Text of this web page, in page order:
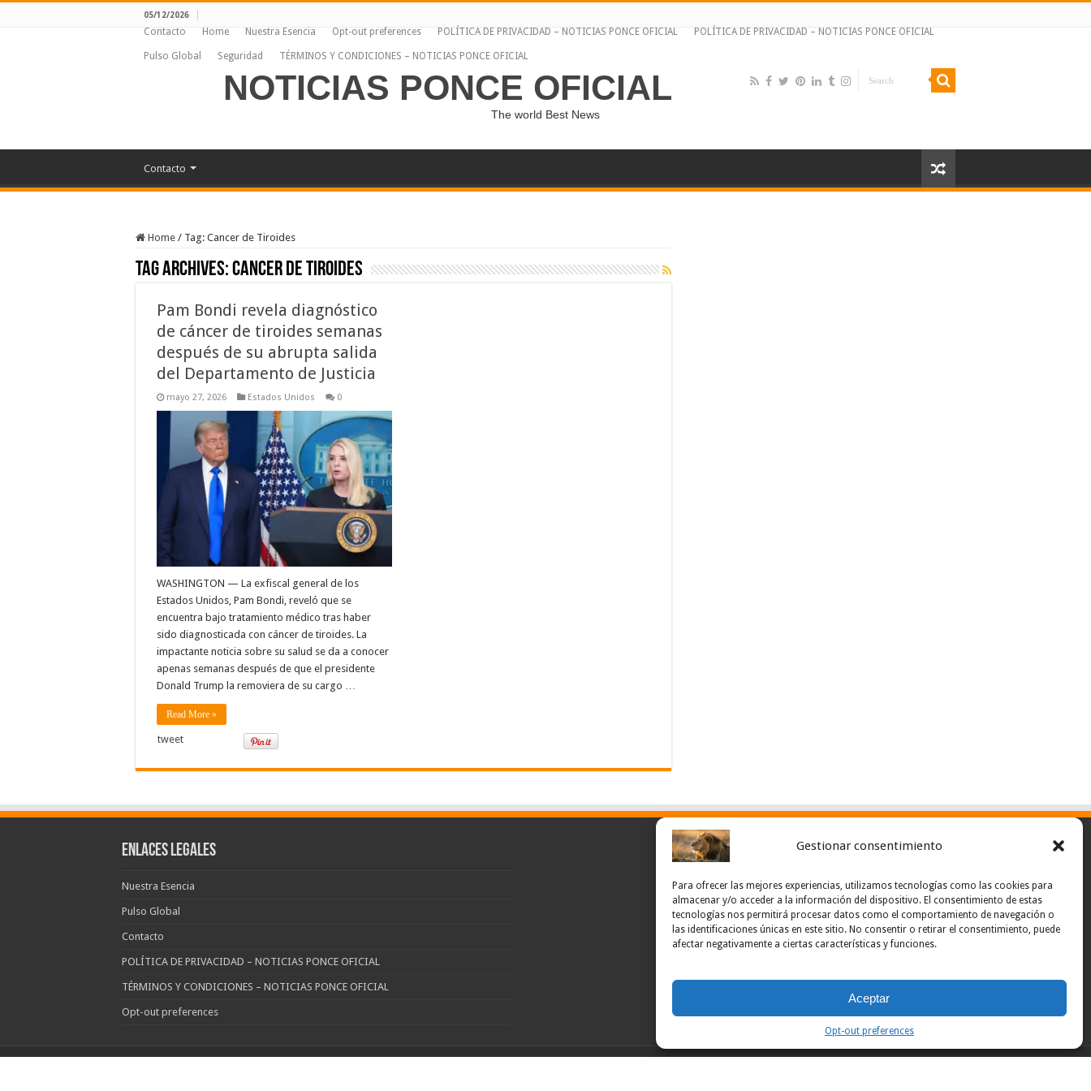
Gestionar consentimiento
Para ofrecer las mejores experiencias, utilizamos tecnologías como las cookies para
almacenar y/o acceder a la información del dispositivo. El consentimiento de estas
tecnologías nos permitirá procesar datos como el comportamiento de navegación o
las identificaciones únicas en este sitio. No consentir o retirar el consentimiento, puede
afectar negativamente a ciertas características y funciones.
Aceptar
Opt-out preferences
05/12/2026
Contacto Home Nuestra Esencia Opt-out preferences POLÍTICA DE PRIVACIDAD – NOTICIAS PONCE OFICIAL POLÍTICA DE PRIVACIDAD – NOTICIAS PONCE OFICIAL
Pulso Global Seguridad TÉRMINOS Y CONDICIONES – NOTICIAS PONCE OFICIAL
NOTICIAS PONCE OFICIAL
The world Best News
Contacto
Home / Tag: Cancer de Tiroides
Tag Archives:Cancer de Tiroides
Pam Bondi revela diagnóstico
de cáncer de tiroides semanas
después de su abrupta salida
del Departamento de Justicia
mayo 27, 2026 Estados Unidos 0
WASHINGTON — La exfiscal general de los
Estados Unidos, Pam Bondi, reveló que se
encuentra bajo tratamiento médico tras haber
sido diagnosticada con cáncer de tiroides. La
impactante noticia sobre su salud se da a conocer
apenas semanas después de que el presidente
Donald Trump la removiera de su cargo …
Read More »
tweet
Enlaces Legales
Nuestra Esencia
Pulso Global
Contacto
POLÍTICA DE PRIVACIDAD – NOTICIAS PONCE OFICIAL
TÉRMINOS Y CONDICIONES – NOTICIAS PONCE OFICIAL
Opt-out preferences